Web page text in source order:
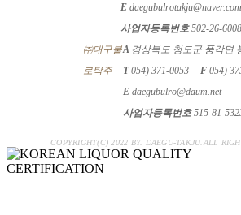
E daegubulrotakju@naver.com
사업자등록번호502-26-
㈜대구불
로탁주
A 경상북도 청도군 풍각면
T054) 371-0053 F054)
Edaegubulro@daum.net
사업자등록번호515-81-
COPYRIGHT(C) 2022 BY. DAEGU-TAKJU.ALL